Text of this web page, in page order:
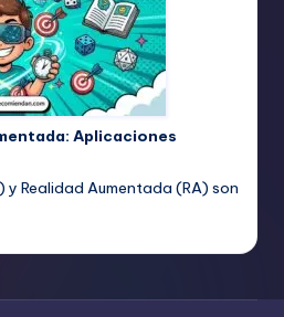
Aplicaciones
y Realidad Aumentada (RA) son